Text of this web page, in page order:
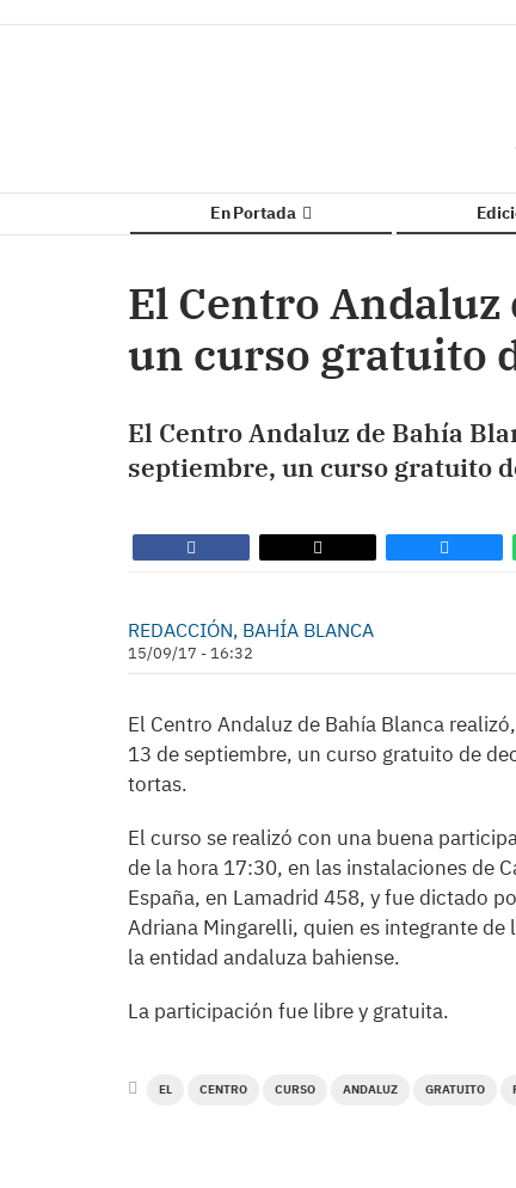
En Portada
El Centro
un curso gratuito
El Centro Andaluz de Bahía
septiembre, un curso gratuito
​REDACCIÓN, BAHÍA BLANCA
15/09/17 - 16:32
El Centro Andaluz de Bahía Blanca
13 de septiembre, un curso gratuito de
tortas.
El curso se realizó con una buena
de la hora 17:30, en las instalaciones de
España, en Lamadrid 458, y fue dictado
Adriana Mingarelli, quien es integrante de
la entidad andaluza bahiense.
La participación fue libre y gratuita.
EL CENTRO CURSO ANDALUZ GRATUITO